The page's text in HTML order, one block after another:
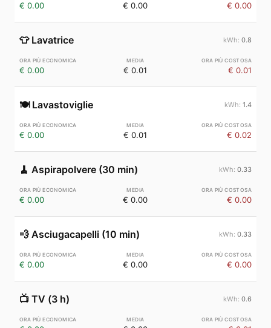
€ 0.00 € 0.00 € 0.00
👕 Lavatrice 0.8
€ 0.00 € 0.01 € 0.01
🍽️ Lavastoviglie 1.4
€ 0.00 € 0.01 € 0.02
🧹 Aspirapolvere (30 min) 0.33
€ 0.00 € 0.00 € 0.00
💨 Asciugacapelli (10 min) 0.33
€ 0.00 € 0.00 € 0.00
📺 TV (3 h) 0.6